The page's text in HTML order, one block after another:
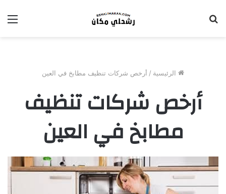
الرئيسية / أرخص شركات تنظيف مطابخ في العين
أرخص شركات تنظيف
مطابخ في العين